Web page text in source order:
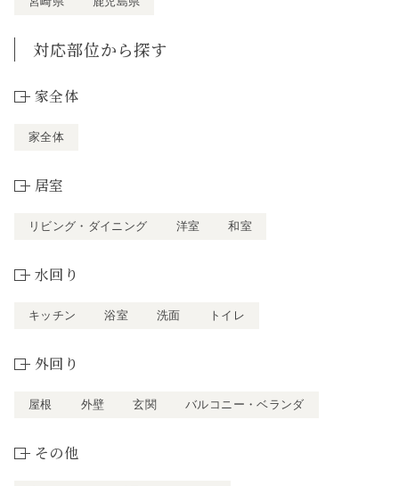
対応部位から探す
家全体
家全体
居室
リビング・ダイニング 洋室 和室
水回り
キッチン 浴室 洗面 トイレ
外回り
屋根 外壁 玄関 バルコニー・ベランダ
その他